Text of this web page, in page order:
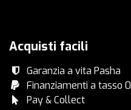
Acquisti facili
Garanzia a vita Pasha
Finanziamenti a tasso 0​
Pay & Collect​